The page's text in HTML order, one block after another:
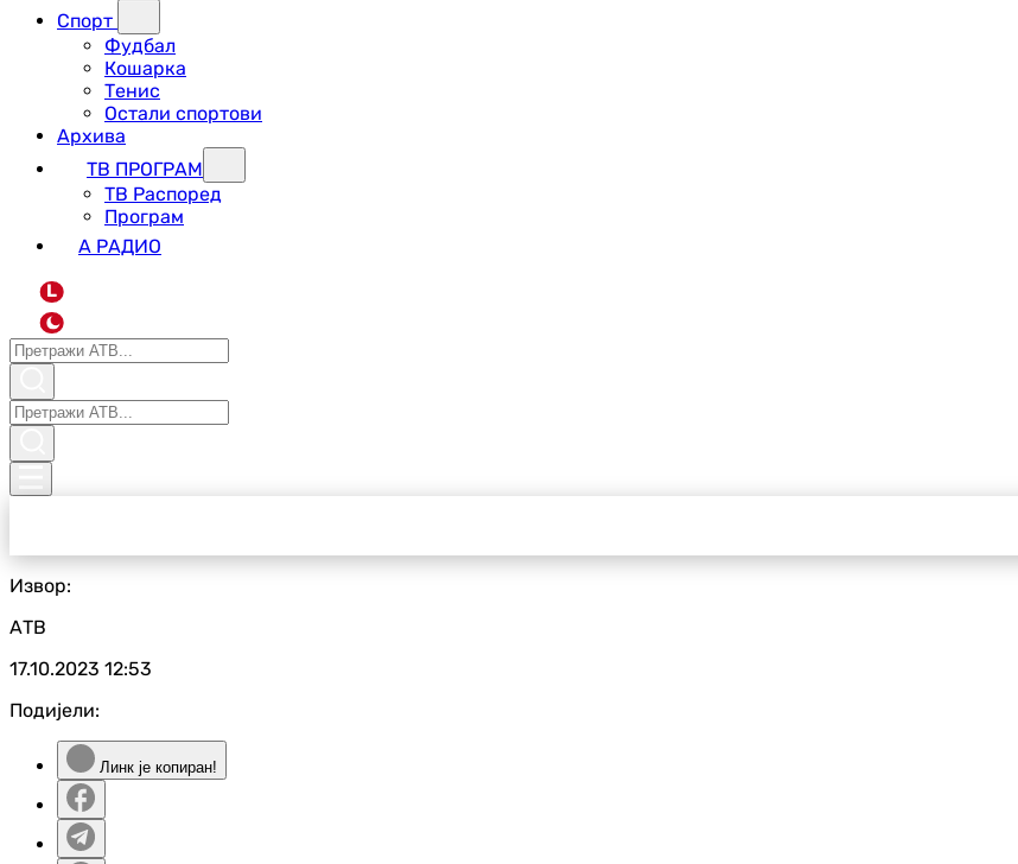
Спорт
Фудбал
Кошарка
Тенис
Остали спортови
Архива
ТВ ПРОГРАМ
ТВ Распоред
Програм
А РАДИО
L
Извор:
АТВ
17.10.2023 12:53
Подијели:
Линк је копиран!